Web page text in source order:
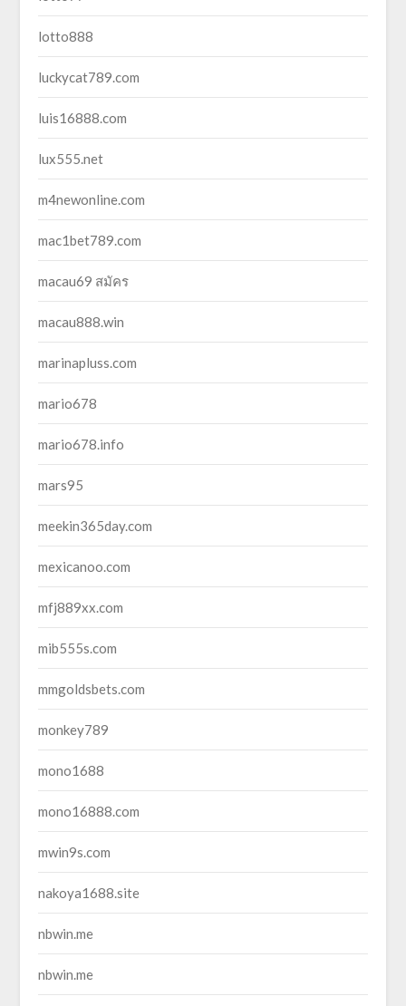
lotto888
luckycat789.com
luis16888.com
lux555.net
m4newonline.com
mac1bet789.com
macau69 สมัคร
macau888.win
marinapluss.com
mario678
mario678.info
mars95
meekin365day.com
mexicanoo.com
mfj889xx.com
mib555s.com
mmgoldsbets.com
monkey789
mono1688
mono16888.com
mwin9s.com
nakoya1688.site
nbwin.me
nbwin.me